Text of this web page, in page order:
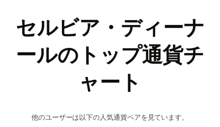
セルビア・ディーナ
ールのトップ通貨チ
ャート
他のユーザーは以下の人気通貨ペアを見ています。